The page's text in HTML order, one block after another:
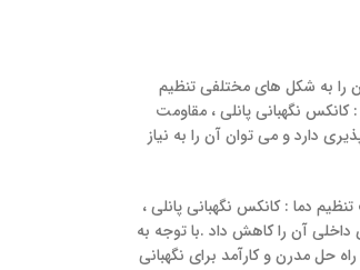
تغییر شکل دارد و می‌ توان آن را به شکل‌ های مختلفی تنظیم
های ورزشی تنظیم کرد . ۷ . مقاومت در برابر شرایط آب و هوایی : کانکس نگهبانی پانلی ، مقاومت
نگهبانی پانلی ، قابلیت انعطاف پذیری دارد و می‌ توان آن را به نیاز
برای یک رویداد ورزشی تبدیل کرد و پس از پایان رویداد ، آن را به یک محل نگهبانی برای یک پروژه ساختمانی تبدیل کرد . ۹ . قابلیت تنظیم دما : کانکس نگهبانی پانلی ،
آن را کاهش داد .با توجه به
حل مدرن و کارآمد برای نگهبانی